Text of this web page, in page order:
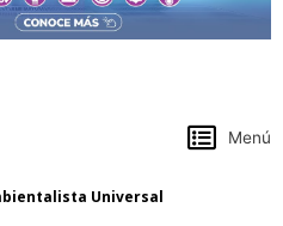
Menú
Universal